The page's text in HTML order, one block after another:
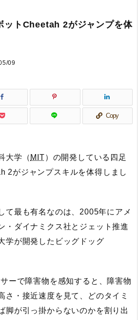

ットCheetah 2がジャンプを体
09
Copy
大学（ MIT）の開発している四足
2がジャンプスキルを体得しまし
て最も有名なのは、2005年にアメ
・ダイナミクス社とジェット推進
学が開発したビッグドッグ
ーで障害物を感知すると、障害物
さ・接近速度を見て、どのタイミ
脚が引っ掛からないのかを割り出